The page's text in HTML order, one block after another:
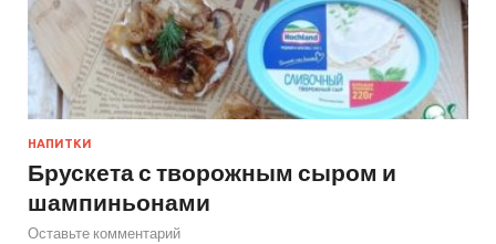
НАПИТКИ
Брускета с творожным сыром и
шампиньонами
Оставьте комментарий